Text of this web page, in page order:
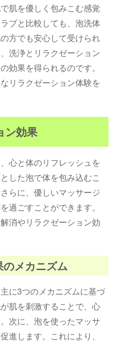
肌を優しく包みこむ感覚
ブと比較しても、泡洗体
方でも安心して受けられ
洗浄とリラクゼーション
効果を得られるのです。
リラクゼーション体験を
ン効果
心と体のリフレッシュを
した泡で体を包み込むこ
らに、優しいマッサージ
過ごすことができます。
消やリラクゼーション効
メカニズム
に3つのメカニズムに基づ
肌を刺激することで、心
次に、泡を使ったマッサ
進します。これにより、